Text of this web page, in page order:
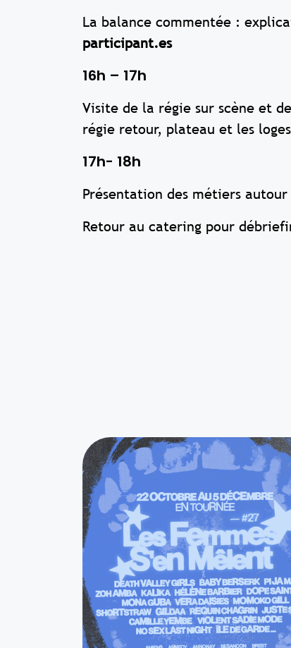
La balance commentée :
participant.es
16h – 17h
Visite de la régie sur scène et
régie retour, plateau et les loges
17h- 18h
Présentation des métiers
Retour au catering pour